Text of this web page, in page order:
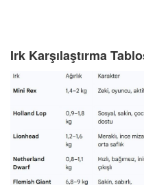
Irk Karşılaştırma